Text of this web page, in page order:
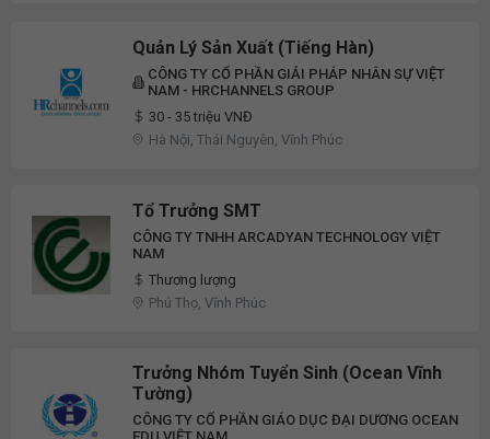
Quản Lý Sản Xuất (Tiếng Hàn)
CÔNG TY CỔ PHẦN GIẢI PHÁP NHÂN SỰ VIỆT
NAM - HRCHANNELS GROUP
30 - 35 triệu VNĐ
Hà Nội, Thái Nguyên, Vĩnh Phúc
Tổ Trưởng SMT
CÔNG TY TNHH ARCADYAN TECHNOLOGY VIỆT
NAM
Thương lượng
Phú Thọ, Vĩnh Phúc
Trưởng Nhóm Tuyển Sinh (Ocean Vĩnh
Tường)
CÔNG TY CỔ PHẦN GIÁO DỤC ĐẠI DƯƠNG OCEAN